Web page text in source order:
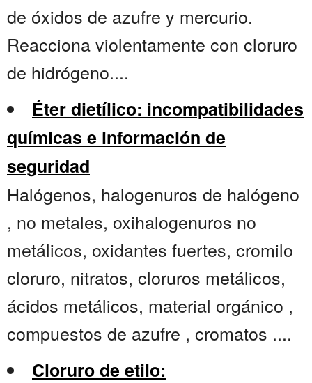
de óxidos de azufre y mercurio.
Reacciona violentamente con cloruro
de hidrógeno....
Éter dietílico: incompatibilidades
químicas e información de
seguridad
Halógenos, halogenuros de halógeno
, no metales, oxihalogenuros no
metálicos, oxidantes fuertes, cromilo
cloruro, nitratos, cloruros metálicos,
ácidos metálicos, material orgánico ,
compuestos de azufre , cromatos ....
Cloruro de etilo: